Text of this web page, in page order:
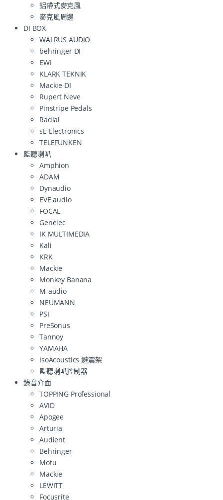
鋁帶式麥克風
麥克風周邊
DI BOX
WALRUS AUDIO
behringer DI
EWI
KLARK TEKNIK
Mackie DI
Rupert Neve
Pinstripe Pedals
Radial
sE Electronics
TELEFUNKEN
監聽喇叭
Amphion
ADAM
Dynaudio
EVE audio
FOCAL
Genelec
IK MULTIMEDIA
Kali
KRK
Mackie
Monkey Banana
M-audio
NEUMANN
PSI
PreSonus
Tannoy
YAMAHA
IsoAcoustics 避震架
監聽喇叭控制器
錄音介面
TOPPING Professional
AVID
Apogee
Arturia
Audient
Behringer
Motu
Mackie
LEWITT
Focusrite